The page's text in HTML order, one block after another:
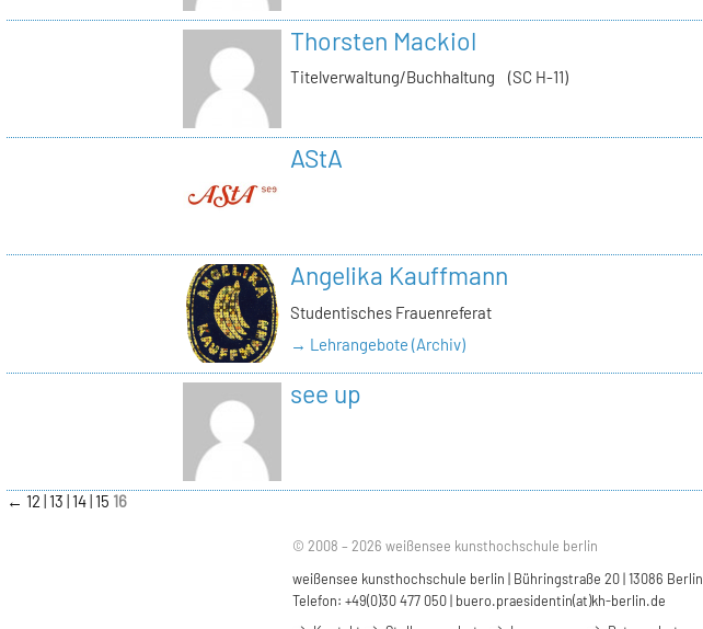
Thorsten Mackiol
Titelverwaltung/Buchhaltung (SC H-11)
AStA
Angelika Kauffmann
Studentisches Frauenreferat
→ Lehrangebote (Archiv)
see up
← 12 13 14 15 16
© 2008 – 2026 weißensee kunsthochschule berlin
weißensee kunsthochschule berlin | Bühringstraße 20 | 13086 Berlin
Telefon: +49(0)30 477 050 | buero.praesidentin(at)kh-berlin.de